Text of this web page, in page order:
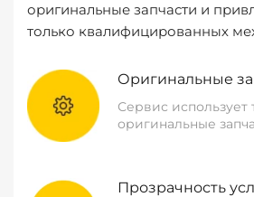
оригинальные запчасти и
только квалифицированных
Оригинальные
Сервис использует
оригинальные
Прозрачность